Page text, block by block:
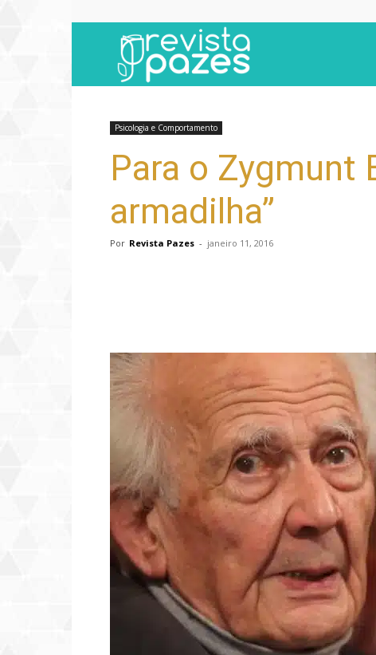
Psicologia e Comportamento
Para o Zygmunt
armadilha”
Por Revista Pazes - janeiro 11, 2016